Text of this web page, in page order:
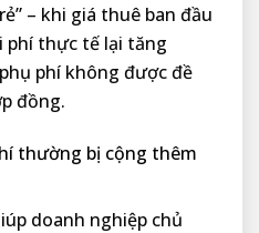
– khi giá thuê ban đầu
thực tế lại tăng
phí không được đề
đồng.
thường bị cộng thêm
doanh nghiệp chủ